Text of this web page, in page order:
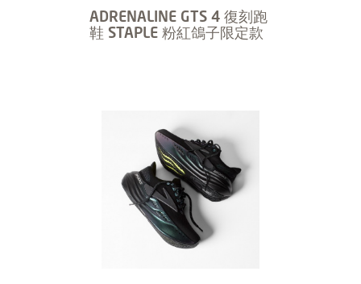
ADRENALINE GTS 4 復刻跑
鞋 STAPLE 粉紅鴿子限定款